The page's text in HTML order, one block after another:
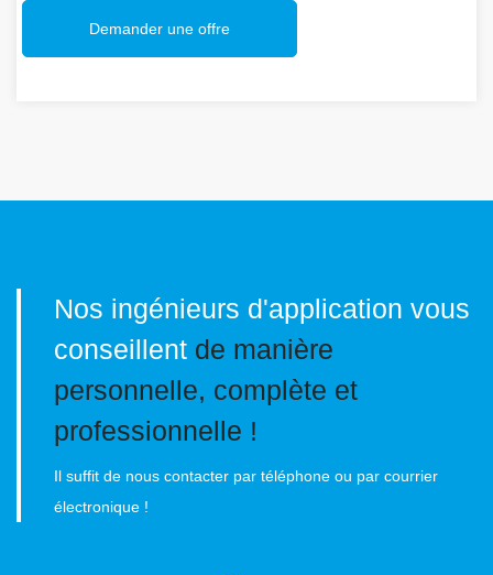
Demander une offre
Nos ingénieurs d'application vous
conseillent de manière
personnelle, complète et
professionnelle !
Il suffit de nous contacter par téléphone ou par courrier
électronique !